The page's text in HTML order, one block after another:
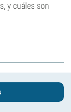
y cuáles son